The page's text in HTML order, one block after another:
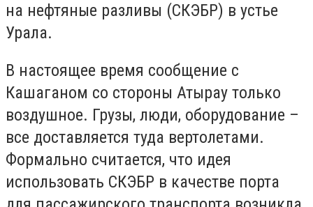
на нефтяные разливы (СКЭБР) в устье
Урала.
В настоящее время сообщение с
Кашаганом со стороны Атырау только
воздушное. Грузы, люди, оборудование –
все доставляется туда вертолетами.
Формально считается, что идея
использовать СКЭБР в качестве порта